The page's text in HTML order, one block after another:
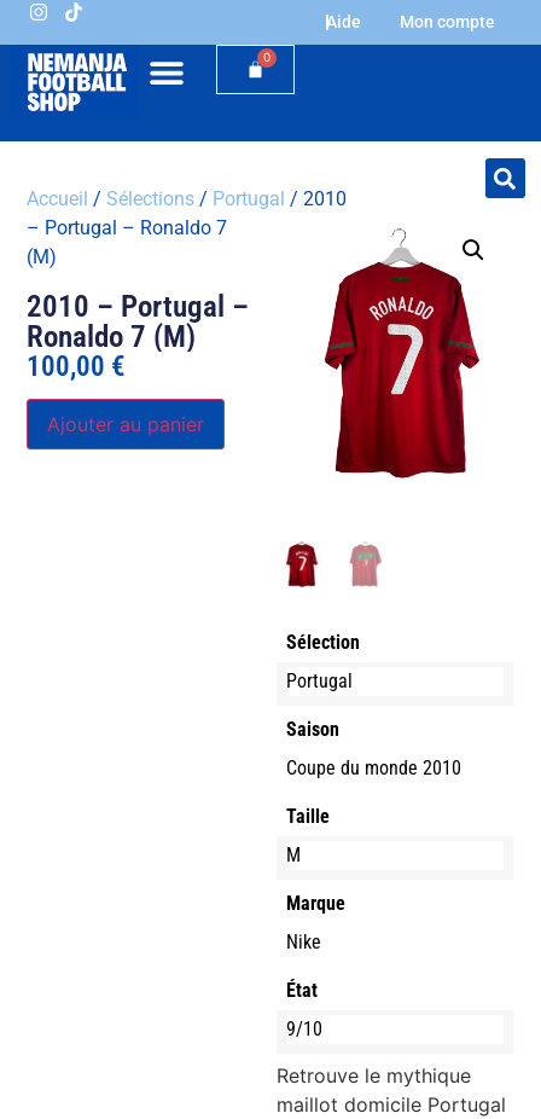
Aide Mon compte
0
Accueil /Sélections / Portugal / 2010
– Portugal – Ronaldo 7
(M)
2010 – Portugal –
Ronaldo 7 (M)
100,00 €
Ajouter au panier
Sélection
Portugal
Saison
Coupe du monde 2010
Taille
M
Marque
Nike
État
9/10
Retrouve le mythique
maillot domicile Portugal